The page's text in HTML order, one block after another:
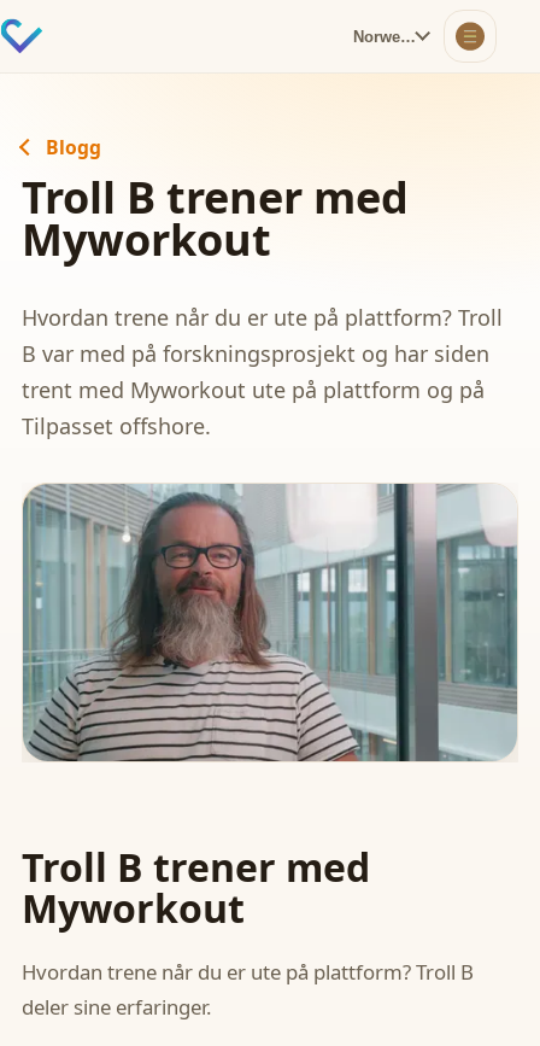
Norwegian
Blogg
Troll B trener med
Myworkout
Hvordan trene når du er ute på plattform? Troll
B var med på forskningsprosjekt og har siden
trent med Myworkout ute på plattform og på
Tilpasset offshore.
Troll B trener med
Myworkout
Hvordan trene når du er ute på plattform? Troll B
deler sine erfaringer.